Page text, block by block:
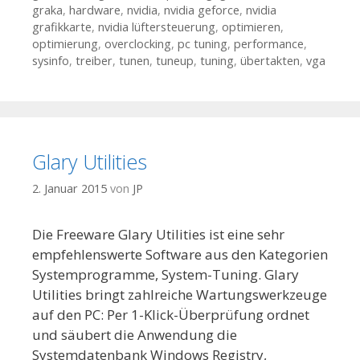
graka, hardware, nvidia, nvidia geforce, nvidia
grafikkarte, nvidia lüftersteuerung, optimieren,
optimierung, overclocking, pc tuning, performance,
sysinfo, treiber, tunen, tuneup, tuning, übertakten, vga
Glary Utilities
2. Januar 2015 von JP
Die Freeware Glary Utilities ist eine sehr
empfehlenswerte Software aus den Kategorien
Systemprogramme, System-Tuning. Glary
Utilities bringt zahlreiche Wartungswerkzeuge
auf den PC: Per 1-Klick-Überprüfung ordnet
und säubert die Anwendung die
Systemdatenbank Windows Registry,